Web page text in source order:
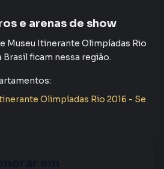
conhecer este apartamento para
e arenas de show
e Museu Itinerante Olimpíadas Rio
Brasilficam nessa região.
:
Olimpíadas Rio 2016 - Se